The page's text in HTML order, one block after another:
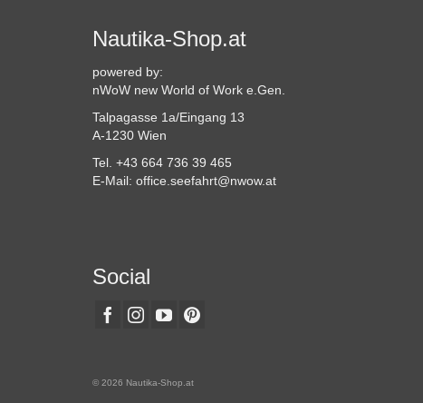
Nautika-Shop.at
powered by:
nWoW new World of Work e.Gen.
Talpagasse 1a/Eingang 13
A-1230 Wien
Tel. +43 664 736 39 465
E-Mail: office.seefahrt@nwow.at
Social
© 2026 Nautika-Shop.at